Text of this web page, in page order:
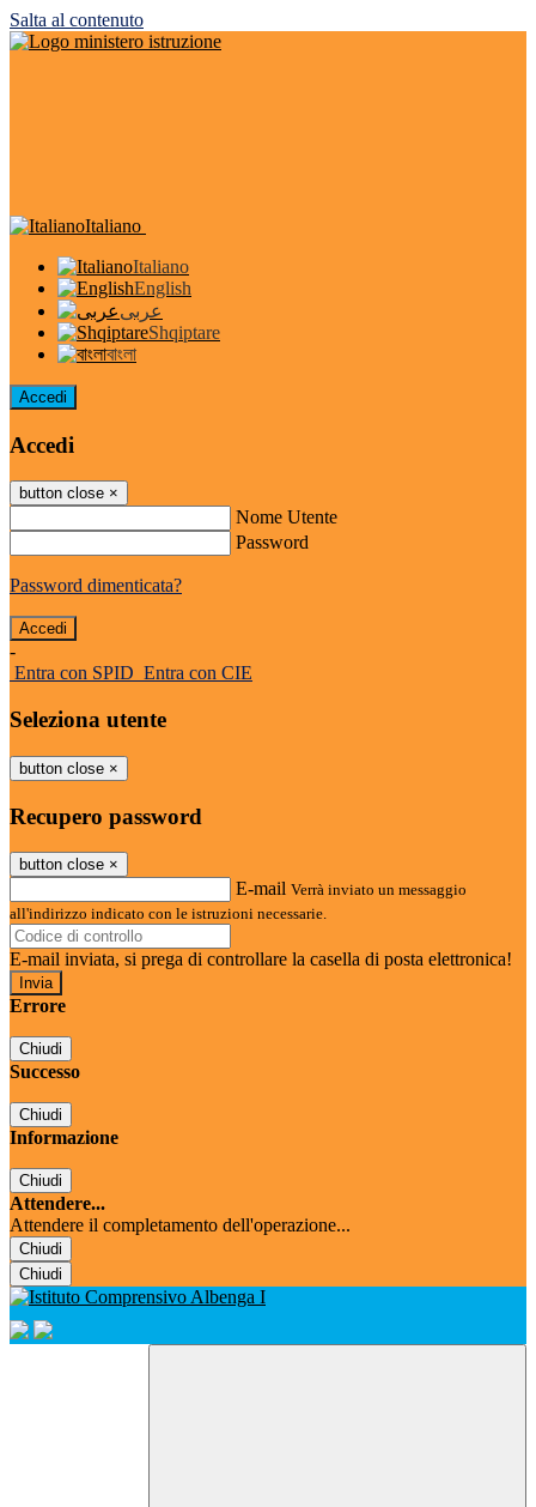
Salta al contenuto
Italiano
Italiano
English
عربى
Shqiptare
বাংলা
Accedi
Accedi
button close ×
Nome Utente
Password
Password dimenticata?
-
Entra con SPID Entra con CIE
Seleziona utente
button close ×
Recupero password
button close ×
E-mail Verrà inviato un messaggio
all'indirizzo indicato con le istruzioni necessarie.
E-mail inviata, si prega di controllare la casella di posta elettronica!
Errore
Chiudi
Successo
Chiudi
Informazione
Chiudi
Attendere...
Attendere il completamento dell'operazione...
Chiudi
Chiudi